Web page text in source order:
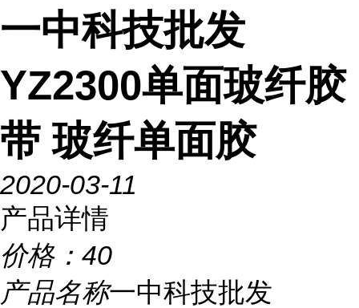
一中科技批发
YZ2300单面玻纤胶
带 玻纤单面胶
2020-03-11
产品详情
价格： 40
产品名称一中科技批发